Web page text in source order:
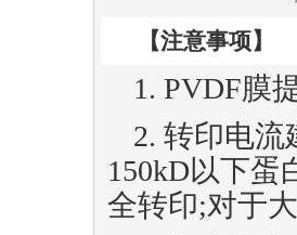
【注意事项】
1. PVDF膜
2. 转印电流
150kD以下蛋
全转印;对于